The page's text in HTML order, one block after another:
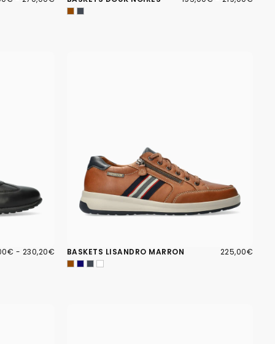
- PRIX
230,20€ BASKETS LISANDRO MARRON 225,00€
PRIX
225,00€